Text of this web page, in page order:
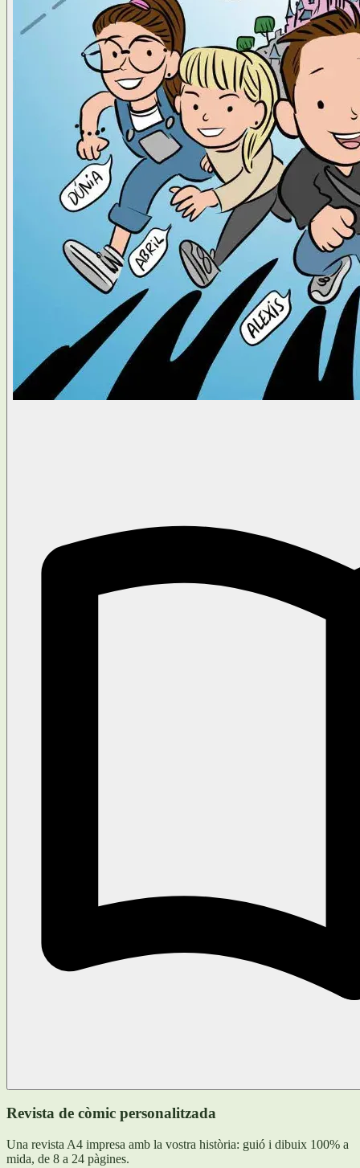
Revista de còmic personalitzada
Una revista A4 impresa amb la vostra història: guió i dibuix 100% a
mida, de 8 a 24 pàgines.